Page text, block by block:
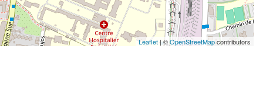
Leaflet| ©OpenStreetMapcontributors